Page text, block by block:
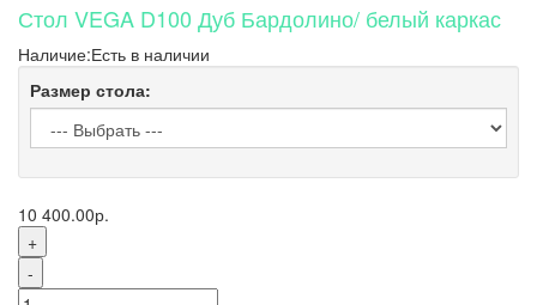
Стол VEGA D100 Дуб Бардолино/ белый каркас
Наличие:Есть в наличии
Размер стола:
10 400.00р.
+
-